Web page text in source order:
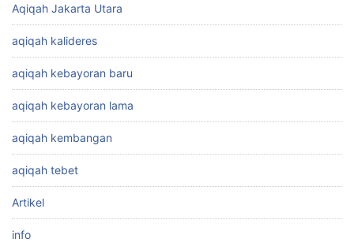
Aqiqah Jakarta Utara
aqiqah kalideres
aqiqah kebayoran baru
aqiqah kebayoran lama
aqiqah kembangan
aqiqah tebet
Artikel
info